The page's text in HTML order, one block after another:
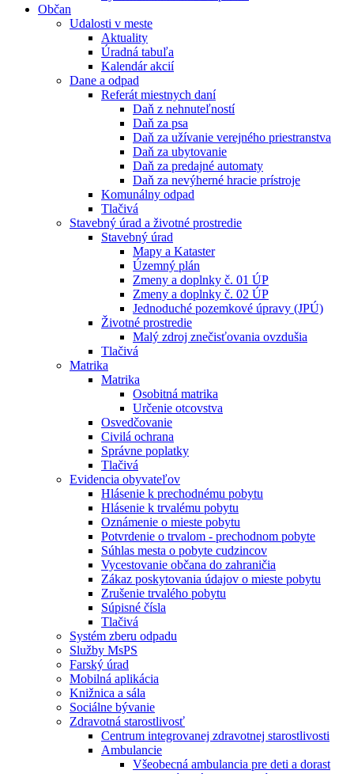
Občan
Udalosti v meste
Aktuality
Úradná tabuľa
Kalendár akcií
Dane a odpad
Referát miestnych daní
Daň z nehnuteľností
Daň za psa
Daň za užívanie verejného priestranstva
Daň za ubytovanie
Daň za predajné automaty
Daň za nevýherné hracie prístroje
Komunálny odpad
Tlačivá
Stavebný úrad a životné prostredie
Stavebný úrad
Mapy a Kataster
Územný plán
Zmeny a doplnky č. 01 ÚP
Zmeny a doplnky č. 02 ÚP
Jednoduché pozemkové úpravy (JPÚ)
Životné prostredie
Malý zdroj znečisťovania ovzdušia
Tlačivá
Matrika
Matrika
Osobitná matrika
Určenie otcovstva
Osvedčovanie
Civilá ochrana
Správne poplatky
Tlačivá
Evidencia obyvateľov
Hlásenie k prechodnému pobytu
Hlásenie k trvalému pobytu
Oznámenie o mieste pobytu
Potvrdenie o trvalom - prechodnom pobyte
Súhlas mesta o pobyte cudzincov
Vycestovanie občana do zahraničia
Zákaz poskytovania údajov o mieste pobytu
Zrušenie trvalého pobytu
Súpisné čísla
Tlačivá
Systém zberu odpadu
Služby MsPS
Farský úrad
Mobilná aplikácia
Knižnica a sála
Sociálne bývanie
Zdravotná starostlivosť
Centrum integrovanej zdravotnej starostlivosti
Ambulancie
Všeobecná ambulancia pre deti a dorast